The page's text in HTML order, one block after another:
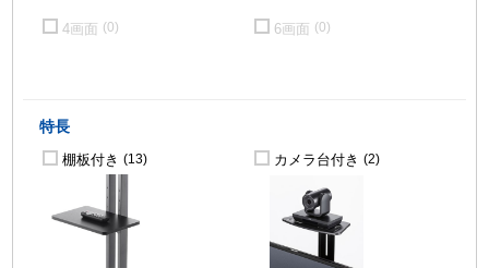
4画面 (0) 6画面 (0)
特長
棚板付き (13) カメラ台付き (2)